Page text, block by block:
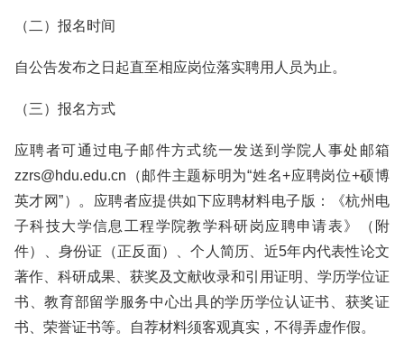
（二）报名时间
自公告发布之日起直至相应岗位落实聘用人员为止。
（三）报名方式
应聘者可通过电子邮件方式统一发送到学院人事处邮箱
zzrs@hdu.edu.cn（邮件主题标明为“姓名+应聘岗位+硕博
英才网”）。应聘者应提供如下应聘材料电子版：《杭州电
子科技大学信息工程学院教学科研岗应聘申请表》（附
件）、身份证（正反面）、个人简历、近5年内代表性论文
著作、科研成果、获奖及文献收录和引用证明、学历学位证
书、教育部留学服务中心出具的学历学位认证书、获奖证
书、荣誉证书等。自荐材料须客观真实，不得弄虚作假。